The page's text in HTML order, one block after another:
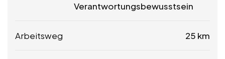
Verantwortungsbewusstsein
Arbeitsweg 25 km